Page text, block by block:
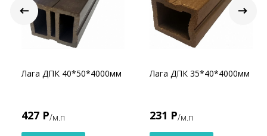
Лага ДПК 40*50*4000мм
427 Р/м.п
Лага ДПК 35*40*4000мм
231 Р/м.п